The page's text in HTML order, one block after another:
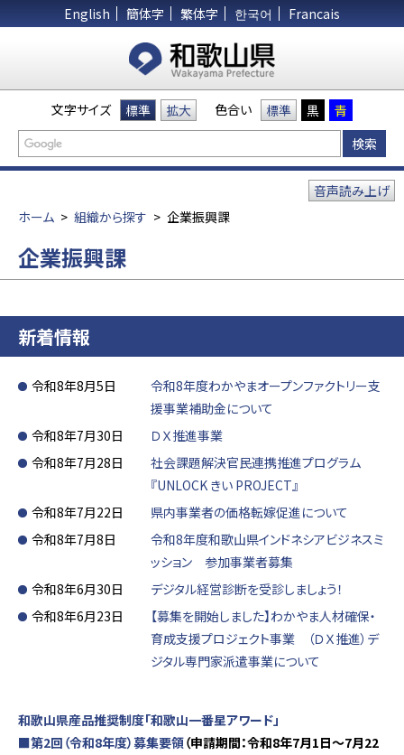
English 簡体字 繁体字 한국어 Francais
文字サイズ 標準 拡大 色合い 標準 黒 青
ホーム > 組織から探す > 企業振興課
音声読み上げ
企業振興課
新着情報
令和8年8月5日
令和8年度わかやまオープンファクトリー支
援事業補助金について
令和8年7月30日
ＤＸ推進事業
令和8年7月28日
社会課題解決官民連携推進プログラム
『UNLOCK きい PROJECT』
令和8年7月22日
県内事業者の価格転嫁促進について
令和8年7月8日
令和8年度和歌山県インドネシアビジネスミ
ッション 参加事業者募集
令和8年6月30日
デジタル経営診断を受診しましょう！
令和8年6月23日
【募集を開始しました】わかやま人材確保・
育成支援プロジェクト事業 （ＤＸ推進）デ
ジタル専門家派遣事業について
和歌山県産品推奨制度「和歌山一番星アワード」
■第2回（令和8年度）募集要領（申請期間：令和8年7月1日～7月22